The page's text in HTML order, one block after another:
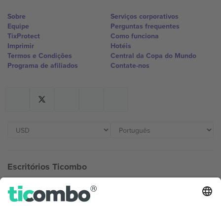
Sobre
Equipe
TixProtect
Imprimir
Termos e Condições
Programa de afiliados
Serviços corporativos
Perguntas frequentes
Como funciona
Hotéis
Central da Copa do Mundo
Contate-nos
Escritórios Ticombo
Germany
Unter den Linden 24, 10117